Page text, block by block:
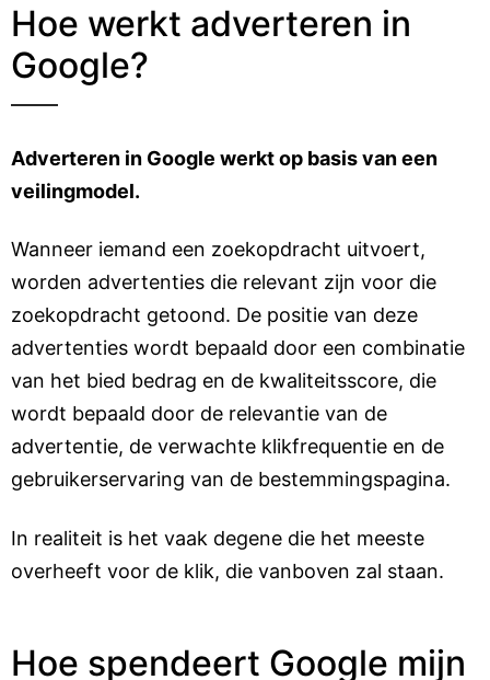
Hoe werkt adverteren in
Google?
Adverteren in Google werkt op basis van een
veilingmodel.
Wanneer iemand een zoekopdracht uitvoert,
worden advertenties die relevant zijn voor die
zoekopdracht getoond. De positie van deze
advertenties wordt bepaald door een combinatie
van het bied bedrag en de kwaliteitsscore, die
wordt bepaald door de relevantie van de
advertentie, de verwachte klikfrequentie en de
gebruikerservaring van de bestemmingspagina.
In realiteit is het vaak degene die het meeste
overheeft voor de klik, die vanboven zal staan.
Hoe spendeert Google mijn